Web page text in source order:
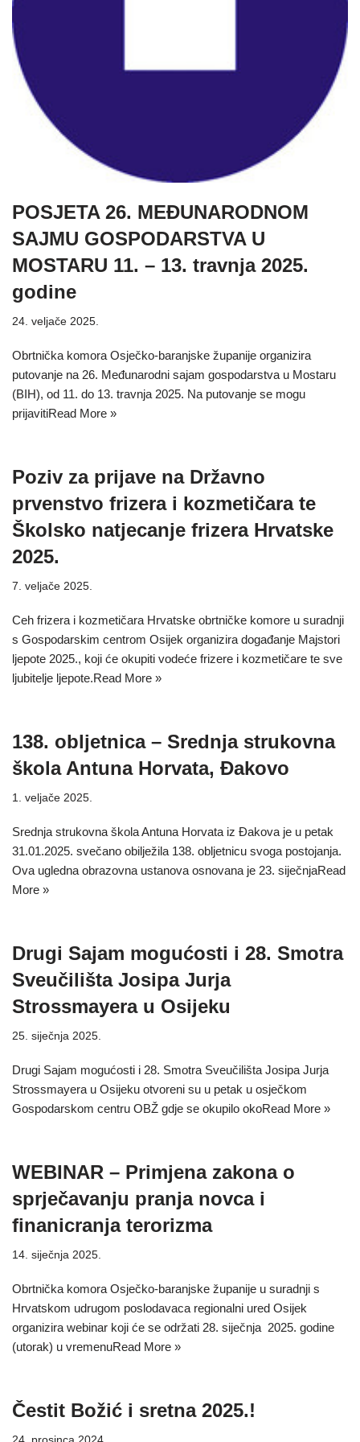
POSJETA 26. MEĐUNARODNOM
SAJMU GOSPODARSTVA U
MOSTARU 11. – 13. travnja 2025.
godine
24. veljače 2025.
Obrtnička komora Osječko-baranjske županije organizira
putovanje na 26. Međunarodni sajam gospodarstva u Mostaru
(BIH), od 11. do 13. travnja 2025. Na putovanje se mogu
prijavitiRead More »
Poziv za prijave na Državno
prvenstvo frizera i kozmetičara te
Školsko natjecanje frizera Hrvatske
2025.
7. veljače 2025.
Ceh frizera i kozmetičara Hrvatske obrtničke komore u suradnji
s Gospodarskim centrom Osijek organizira događanje Majstori
ljepote 2025., koji će okupiti vodeće frizere i kozmetičare te sve
ljubitelje ljepote.Read More »
138. obljetnica – Srednja strukovna
škola Antuna Horvata, Đakovo
1. veljače 2025.
Srednja strukovna škola Antuna Horvata iz Đakova je u petak
31.01.2025. svečano obilježila 138. obljetnicu svoga postojanja.
Ova ugledna obrazovna ustanova osnovana je 23. siječnjaRead
More »
Drugi Sajam mogućosti i 28. Smotra
Sveučilišta Josipa Jurja
Strossmayera u Osijeku
25. siječnja 2025.
Drugi Sajam mogućosti i 28. Smotra Sveučilišta Josipa Jurja
Strossmayera u Osijeku otvoreni su u petak u osječkom
Gospodarskom centru OBŽ gdje se okupilo okoRead More »
WEBINAR – Primjena zakona o
sprječavanju pranja novca i
finanicranja terorizma
14. siječnja 2025.
Obrtnička komora Osječko-baranjske županije u suradnji s
Hrvatskom udrugom poslodavaca regionalni ured Osijek
organizira webinar koji će se održati 28. siječnja 2025. godine
(utorak) u vremenuRead More »
Čestit Božić i sretna 2025.!